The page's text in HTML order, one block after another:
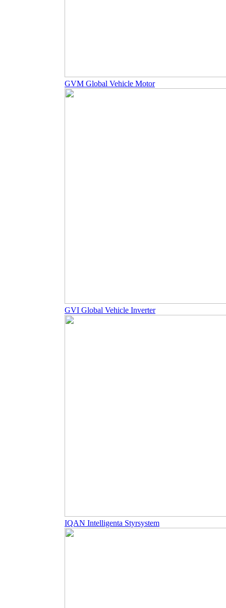
GVM Global Vehicle Motor
GVI Global Vehicle Inverter
IQAN Intelligenta Styrsystem